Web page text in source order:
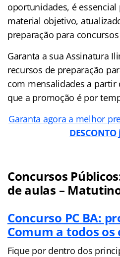
oportunidades, é
material objetivo,
preparação para
Garanta a sua Assinatura
recursos de preparação
com mensalidades a partir
que a promoção é por
Garanta agora a melhor
Concursos
de aulas –
Concurso PC BA:
Comum a todos os
Fique por dentro dos